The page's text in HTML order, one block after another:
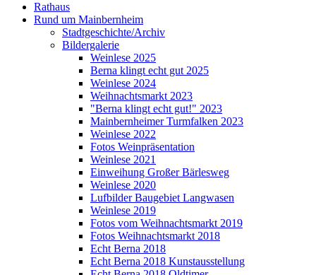
Rathaus
Rund um Mainbernheim
Stadtgeschichte/Archiv
Bildergalerie
Weinlese 2025
Berna klingt echt gut 2025
Weinlese 2024
Weihnachtsmarkt 2023
"Berna klingt echt gut!" 2023
Mainbernheimer Turmfalken 2023
Weinlese 2022
Fotos Weinpräsentation
Weinlese 2021
Einweihung Großer Bärlesweg
Weinlese 2020
Lufbilder Baugebiet Langwasen
Weinlese 2019
Fotos vom Weihnachtsmarkt 2019
Fotos Weihnachtsmarkt 2018
Echt Berna 2018
Echt Berna 2018 Kunstausstellung